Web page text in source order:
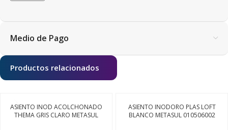
Medio de Pago
Productos relacionados
ASIENTO INOD ACOLCHONADO
THEMA GRIS CLARO METASUL
ASIENTO INODORO PLAS LOFT
BLANCO METASUL 010506002